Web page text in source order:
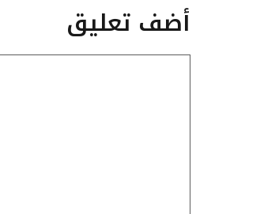
أضف تعليق